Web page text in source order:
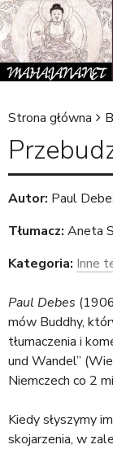
J
e
s
e
ś
u
t
a
j
Strona główna
Autor: Paul
Tłumacz: Aneta
Kategoria: Inne
Paul Debes
mów Buddhy,
tłumaczenia i
und Wandel”
Niemczech co 2
Kiedy słyszymy
skojarzenia, w